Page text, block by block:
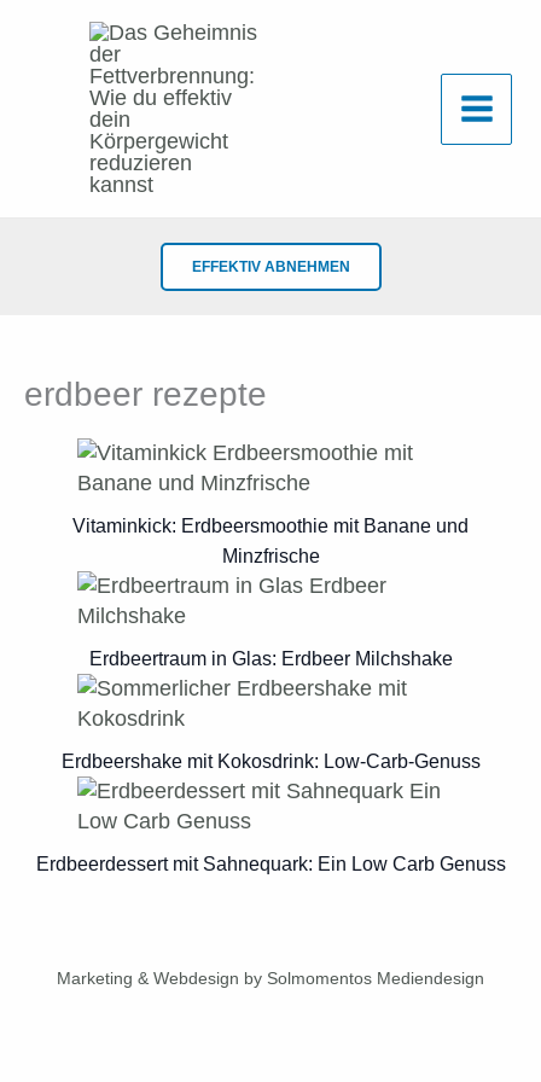
EFFEKTIV ABNEHMEN
erdbeer rezepte
Vitaminkick: Erdbeersmoothie mit Banane und
Minzfrische
Erdbeertraum in Glas: Erdbeer Milchshake
Erdbeershake mit Kokosdrink: Low-Carb-Genuss
Erdbeerdessert mit Sahnequark: Ein Low Carb Genuss
Marketing & Webdesign by Solmomentos Mediendesign